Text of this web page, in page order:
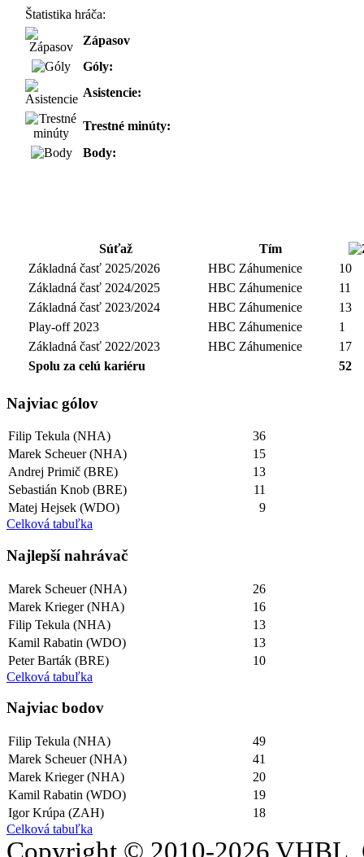
Štatistika hráča:
Zápasov
Góly:
Asistencie:
Trestné minúty:
Body:
Súťaž
Tím
Základná časť 2025/2026
HBC Záhumenice
10
Základná časť 2024/2025
HBC Záhumenice
11
Základná časť 2023/2024
HBC Záhumenice
13
Play-off 2023
HBC Záhumenice
1
Základná časť 2022/2023
HBC Záhumenice
17
Spolu za celú kariéru
52
Najviac gólov
Filip Tekula (NHA)
36
Marek Scheuer (NHA)
15
Andrej Primič (BRE)
13
Sebastián Knob (BRE)
11
Matej Hejsek (WDO)
9
Celková tabuľka
Najlepší­ nahrávač
Marek Scheuer (NHA)
26
Marek Krieger (NHA)
16
Filip Tekula (NHA)
13
Kamil Rabatin (WDO)
13
Peter Barták (BRE)
10
Celková tabuľka
Najviac bodov
Filip Tekula (NHA)
49
Marek Scheuer (NHA)
41
Marek Krieger (NHA)
20
Kamil Rabatin (WDO)
19
Igor Krúpa (ZAH)
18
Celková tabuľka